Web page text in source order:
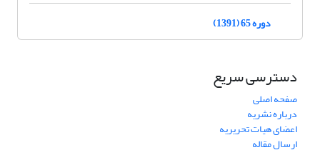
دوره 65 (1391)
دسترسی سریع
صفحه اصلی
درباره نشریه
اعضای هیات تحریریه
ارسال مقاله